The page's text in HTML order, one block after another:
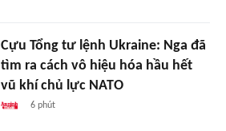
Cựu Tổng tư lệnh Ukraine: Nga đã
tìm ra cách vô hiệu hóa hầu hết
vũ khí chủ lực NATO
6 phút